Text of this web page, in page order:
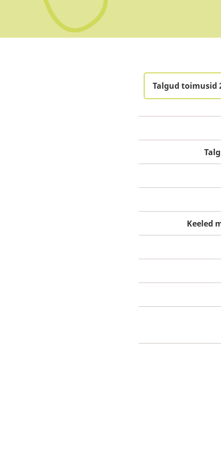
Talgud toimusid
Keeled